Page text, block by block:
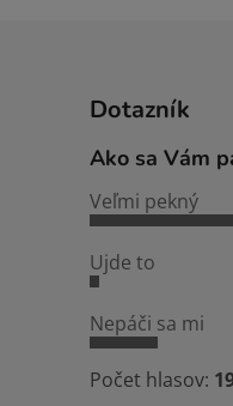
Dotazník
Ako sa Vám
Veľmi pekný
Ujde to
Nepáči sa mi
Počet hlasov: